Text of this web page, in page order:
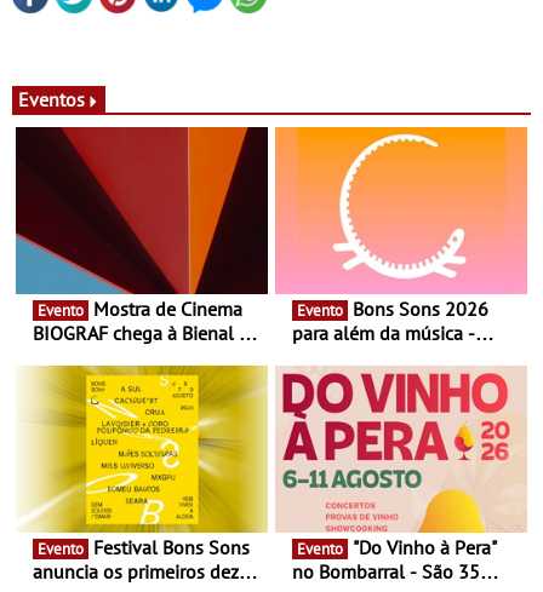
Eventos
Evento
BIOGRAF chega à Bienal de
Documentário, ensaio
fílmico e práticas artísticas
Evento
para além da música -
percursos, oficinas,
atividades para toda a
família e muito mais
Evento
anuncia os primeiros dez
Evento
no Bombarral - São 35